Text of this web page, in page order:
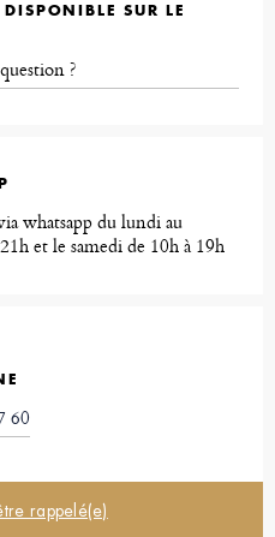
SUR LE
?
whatsapp du lundi au
et le samedi de 10h à 19h
60
rappelé(e)